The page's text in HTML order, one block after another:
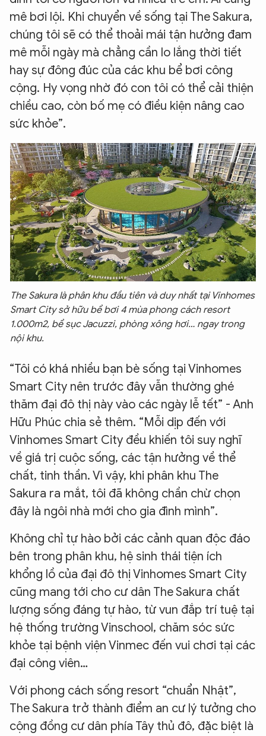
mê bơi lội. Khi chuyển về sống tại The Sakura,
chúng tôi sẽ có thể thoải mái tận hưởng đam
mê mỗi ngày mà chẳng cần lo lắng thời tiết
hay sự đông đúc của các khu bể bơi công
cộng. Hy vọng nhờ đó con tôi có thể cải thiện
chiều cao, còn bố mẹ có điều kiện nâng cao
sức khỏe”.
The Sakura là phân khu đầu tiên và duy nhất tại Vinhomes
Smart City sở hữu bể bơi 4 mùa phong cách resort
1.000m2, bể sục Jacuzzi, phòng xông hơi… ngay trong
nội khu.
“Tôi có khá nhiều bạn bè sống tại Vinhomes
Smart City nên trước đây vẫn thường ghé
thăm đại đô thị này vào các ngày lễ tết” - Anh
Hữu Phúc chia sẻ thêm. “Mỗi dịp đến với
Vinhomes Smart City đều khiến tôi suy nghĩ
về giá trị cuộc sống, các tận hưởng về thể
chất, tinh thần. Vì vậy, khi phân khu The
Sakura ra mắt, tôi đã không chần chừ chọn
đây là ngôi nhà mới cho gia đình mình”.
Không chỉ tự hào bởi các cảnh quan độc đáo
bên trong phân khu, hệ sinh thái tiện ích
khổng lồ của đại đô thị Vinhomes Smart City
cũng mang tới cho cư dân The Sakura chất
lượng sống đáng tự hào, từ vun đắp trí tuệ tại
hệ thống trường Vinschool, chăm sóc sức
khỏe tại bệnh viện Vinmec đến vui chơi tại các
đại công viên…
Với phong cách sống resort “chuẩn Nhật”,
The Sakura trở thành điểm an cư lý tưởng cho
cộng đồng cư dân phía Tây thủ đô, đặc biệt là